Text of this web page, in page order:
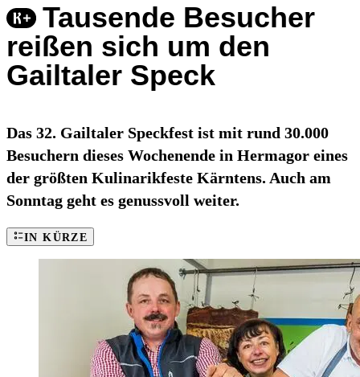
Tausende Besucher
reißen sich um den
Gailtaler Speck
Das 32. Gailtaler Speckfest ist mit rund 30.000
Besuchern dieses Wochenende in Hermagor eines
der größten Kulinarikfeste Kärntens. Auch am
Sonntag geht es genussvoll weiter.
IN KÜRZE